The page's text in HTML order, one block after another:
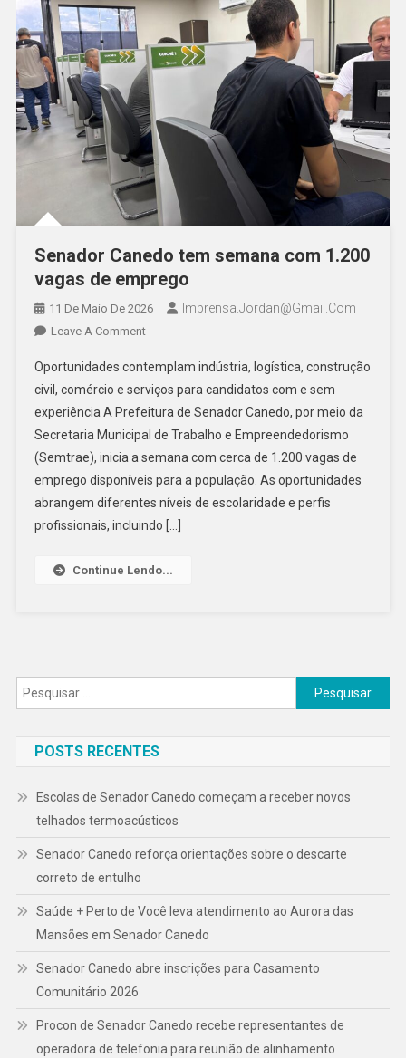
Senador Canedo tem semana com 1.200
vagas de emprego
11 De Maio De 2026 Imprensa.jordan@gmail.com
Leave A CommentOn
Canedo
Tem
Semana
Com
1.200
Vagas
De
Emprego
Oportunidades contemplam indústria, logística, construção
civil, comércio e serviços para candidatos com e sem
experiência A Prefeitura de Senador Canedo, por meio da
Secretaria Municipal de Trabalho e Empreendedorismo
(Semtrae), inicia a semana com cerca de 1.200 vagas de
emprego disponíveis para a população. As oportunidades
abrangem diferentes níveis de escolaridade e perfis
profissionais, incluindo […]
Continue Lendo...
Pesquisar
por:
POSTS RECENTES
Escolas de Senador Canedo começam a receber novos
telhados termoacústicos
Senador Canedo reforça orientações sobre o descarte
correto de entulho
Saúde + Perto de Você leva atendimento ao Aurora das
Mansões em Senador Canedo
Senador Canedo abre inscrições para Casamento
Comunitário 2026
Procon de Senador Canedo recebe representantes de
operadora de telefonia para reunião de alinhamento